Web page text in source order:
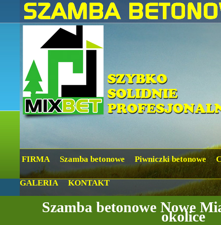
FIRMA Szamba betonowe Piwniczki betonowe
GALERIA KONTAKT
Szamba betonowe Nowe
okolice